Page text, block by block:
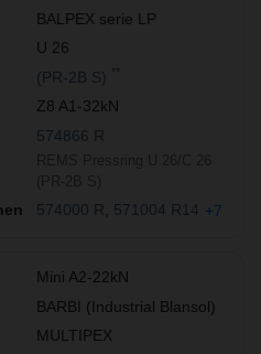
BALPEX serie LP
U 26
(PR-2B S)
Z8 A1-32kN
574866 R
574000 R 571004 R14 +7
Mini A2-22kN
BARBI (Industrial Blansol)
MULTIPEX